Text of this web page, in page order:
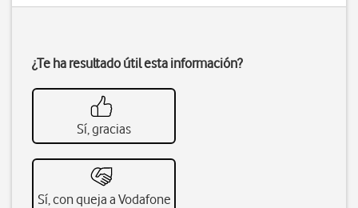
¿Te ha resultado útil esta información?
Sí, gracias
Sí, con queja a Vodafone